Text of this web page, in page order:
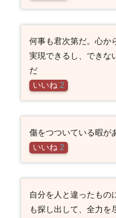
何事も君次第だ。心か
実現できるし、できな
だ
いいね 2
傷をつついている暇が
いいね 2
自分を人と違ったもの
も探し出して、全力を